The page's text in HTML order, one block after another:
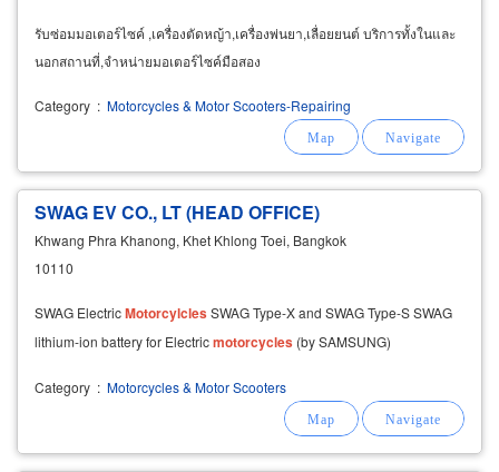
รับซ่อมมอเตอร์ไซค์ ,เครื่องตัดหญ้า,เครื่องพ่นยา,เลื่อยยนต์ บริการทั้งในและ
นอกสถานที่,จำหน่ายมอเตอร์ไซค์มือสอง
Category : Motorcycles & Motor Scooters-Repairing
SWAG EV CO., LT (HEAD OFFICE)
Khwang Phra Khanong, Khet Khlong Toei, Bangkok
10110
SWAG ElectricMotorcylclesSWAG Type-X and SWAG Type-S SWAG
lithium-ion battery for Electricmotorcycles (by SAMSUNG)
Category : Motorcycles & Motor Scooters